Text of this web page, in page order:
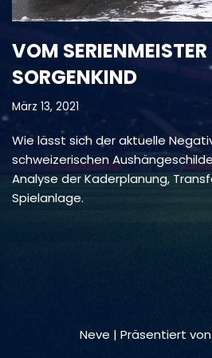
VOM
SORGENKIND
März 13, 2021
Wie lässt sich der aktuelle
schweizerischen
Analyse der Kaderplanung,
Spielanlage.
Neve | Präsentiert von